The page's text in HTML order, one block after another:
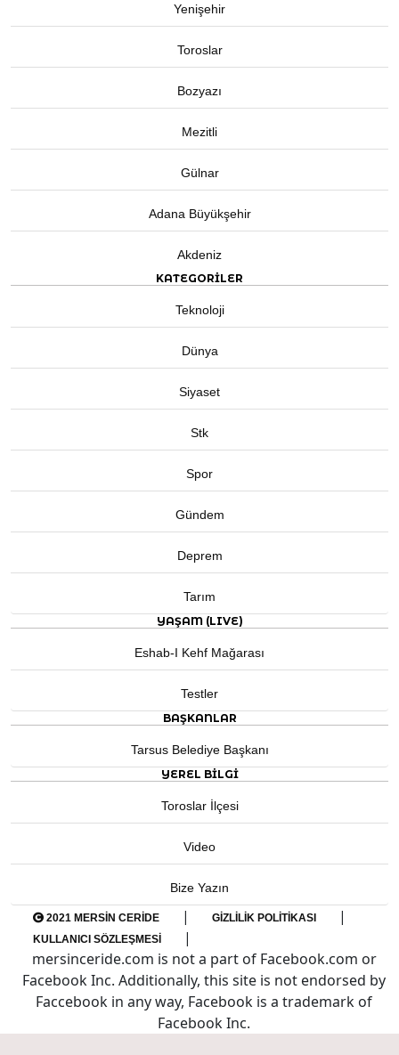
Yenişehir
Toroslar
Bozyazı
Mezitli
Gülnar
Adana Büyükşehir
Akdeniz
KATEGORİLER
Teknoloji
Dünya
Siyaset
Stk
Spor
Gündem
Deprem
Tarım
YAŞAM (LIVE)
Eshab-I Kehf Mağarası
Testler
BAŞKANLAR
Tarsus Belediye Başkanı
YEREL BILGI
Toroslar İlçesi
Video
Bize Yazın
2021 MERSIN CERIDE | GIZLILIK POLITIKASI |
KULLANICI SÖZLEŞMESI
|
mersinceride.com is not a part of Facebook.com or
Facebook Inc. Additionally, this site is not endorsed by
Faccebook in any way, Facebook is a trademark of
Facebook Inc.